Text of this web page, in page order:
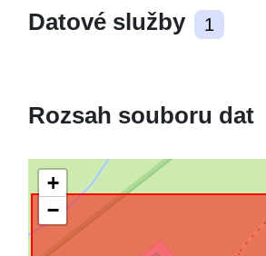
Datové služby 1
Rozsah souboru dat
+
−